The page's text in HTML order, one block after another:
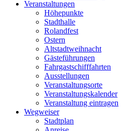
Veranstaltungen
Höhepunkte
Stadthalle
Rolandfest
Ostern
Altstadtweihnacht
Gästeführungen
Fahrgastschifffahrten
Ausstellungen
Veranstaltungsorte
Veranstaltungskalender
Veranstaltung eintragen
Wegweiser
Stadtplan